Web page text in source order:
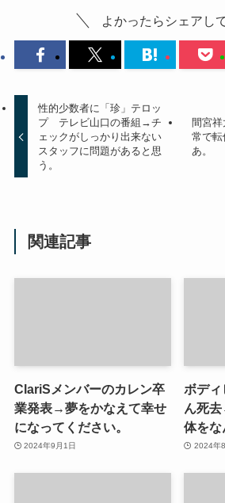
よかったらシェアし
性的少数者に「珍」テロッ
プ テレビ山口の番組→チ
ェックがしっかり出来ない
スタッフに問題があると思
う。
間宮
常で転
あ。
関連記事
ClariSメンバーのカレン卒
業発表→夢をかなえて幸せ
になってください。
2024年9月1日
ボデ
ん死
体をな
2024年